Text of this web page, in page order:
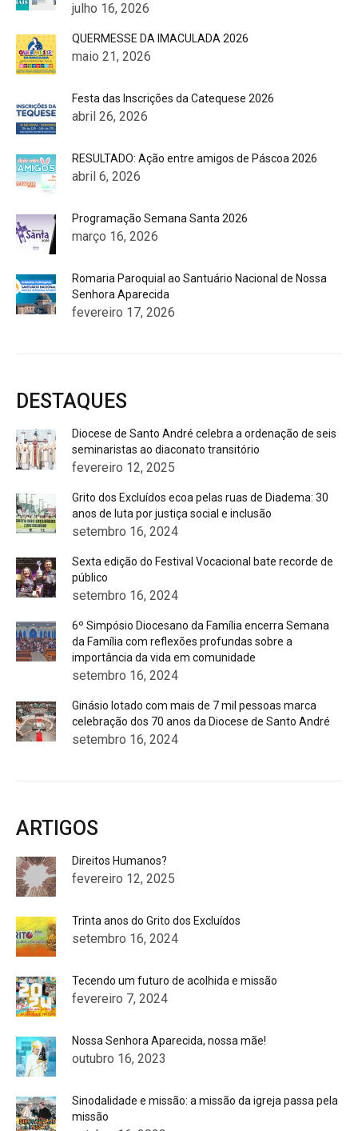
julho 16, 2026
QUERMESSE DA IMACULADA 2026
maio 21, 2026
Festa das Inscrições da Catequese 2026
abril 26, 2026
RESULTADO: Ação entre amigos de Páscoa 2026
abril 6, 2026
Programação Semana Santa 2026
março 16, 2026
Romaria Paroquial ao Santuário Nacional de Nossa
Senhora Aparecida
fevereiro 17, 2026
DESTAQUES
Diocese de Santo André celebra a ordenação de seis
seminaristas ao diaconato transitório
fevereiro 12, 2025
Grito dos Excluídos ecoa pelas ruas de Diadema: 30
anos de luta por justiça social e inclusão
setembro 16, 2024
Sexta edição do Festival Vocacional bate recorde de
público
setembro 16, 2024
6º Simpósio Diocesano da Família encerra Semana
da Família com reflexões profundas sobre a
importância da vida em comunidade
setembro 16, 2024
Ginásio lotado com mais de 7 mil pessoas marca
celebração dos 70 anos da Diocese de Santo André
setembro 16, 2024
ARTIGOS
Direitos Humanos?
fevereiro 12, 2025
Trinta anos do Grito dos Excluídos
setembro 16, 2024
Tecendo um futuro de acolhida e missão
fevereiro 7, 2024
Nossa Senhora Aparecida, nossa mãe!
outubro 16, 2023
Sinodalidade e missão: a missão da igreja passa pela
missão